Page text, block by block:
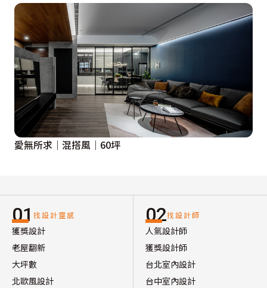
愛無所求｜混搭風｜60坪
01 找設計靈感
獲獎設計
老屋翻新
大坪數
北歐風設計
02找設計師
人氣設計師
獲獎設計師
台北室內設計
台中室內設計